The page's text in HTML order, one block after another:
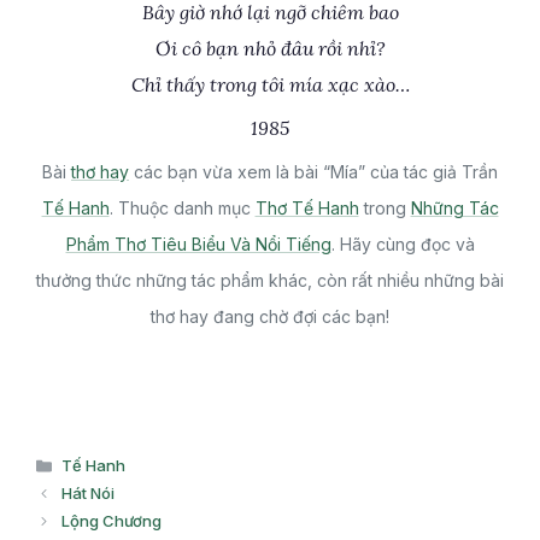
Bây giờ nhớ lại ngỡ chiêm bao
Ơi cô bạn nhỏ đâu rồi nhỉ?
Chỉ thấy trong tôi mía xạc xào…
1985
Bàithơ hay các bạn vừa xem là bài “Mía” của tác giả Trần
Tế Hanh. Thuộc danh mục Thơ Tế Hanh trong Những Tác
Phẩm Thơ Tiêu Biểu Và Nổi Tiếng. Hãy cùng đọc và
thưởng thức những tác phẩm khác, còn rất nhiều những bài
thơ hay đang chờ đợi các bạn!
Danh
mục
Tế Hanh
Hát Nói
Lộng Chương